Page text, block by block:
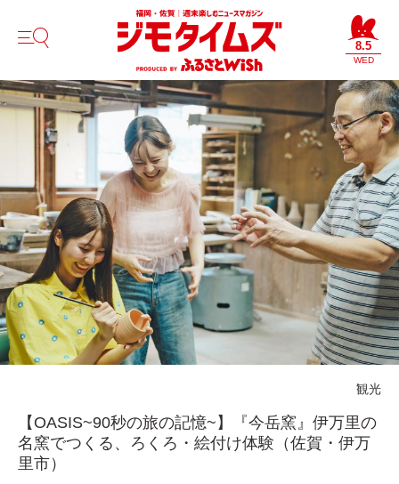
8.5
WED
観光
【OASIS~90秒の旅の記憶~】『今岳窯』伊万里の
名窯でつくる、ろくろ・絵付け体験（佐賀・伊万
里市）